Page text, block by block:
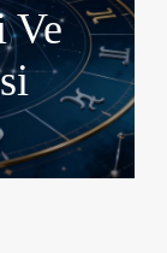
Ve